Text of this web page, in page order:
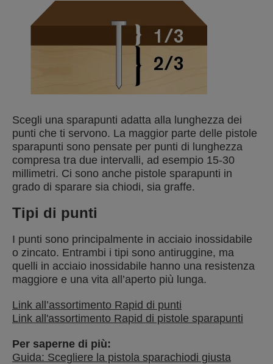
Scegli una sparapunti adatta alla lunghezza dei
punti che ti servono. La maggior parte delle pistole
sparapunti sono pensate per punti di lunghezza
compresa tra due intervalli, ad esempio 15-30
millimetri. Ci sono anche pistole sparapunti in
grado di sparare sia chiodi, sia graffe.
Tipi di punti
I punti sono principalmente in acciaio inossidabile
o zincato. Entrambi i tipi sono antiruggine, ma
quelli in acciaio inossidabile hanno una resistenza
maggiore e una vita all’aperto più lunga.
Link all’assortimento Rapid di punti
Link all'assortimento Rapid di pistole sparapunti
Per saperne di più:
Guida: Scegliere la pistola sparachiodi giusta